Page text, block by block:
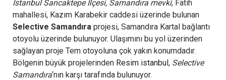
İstanbul Sancaktepe İlçesi, Samandıra mevki, Fatih
mahallesi, Kazım Karabekir caddesi üzerinde bulunan
Selective Samandıra projesi, Samandıra Kartal bağlantı
otoyolu üzerinde bulunuyor. Ulaşımını bu yol üzerinden
sağlayan proje Tem otoyoluna çok yakın konumdadır.
Bölgenin büyük projelerinden Resim istanbul, Selective
Samandıra‘nın karşı tarafında bulunuyor.